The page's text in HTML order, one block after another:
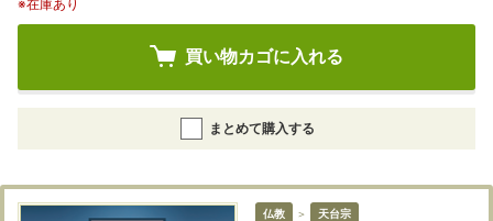
※在庫あり
買い物カゴに入れる
まとめて購入する
仏教 ＞ 天台宗